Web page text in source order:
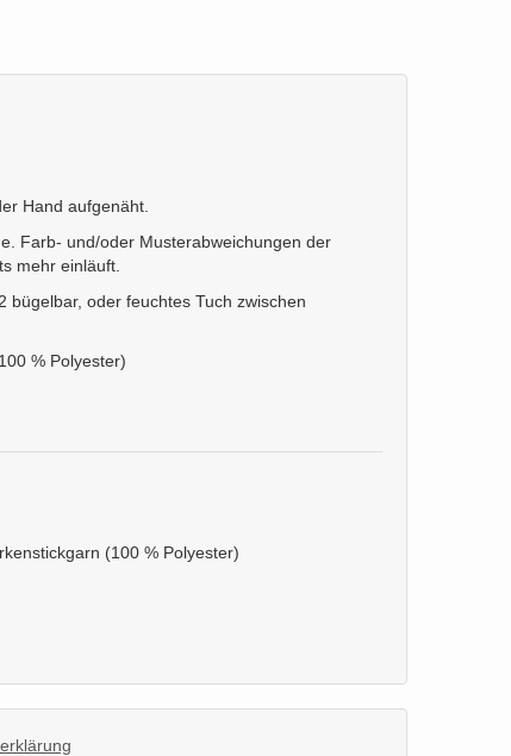
Hand aufgenäht.
Farb- und/oder Musterabweichungen der
mehr einläuft.
bügelbar, oder feuchtes Tuch zwischen
% Polyester)
(100 % Polyester)